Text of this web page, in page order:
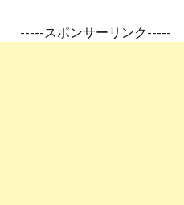
-----スポンサーリンク-----